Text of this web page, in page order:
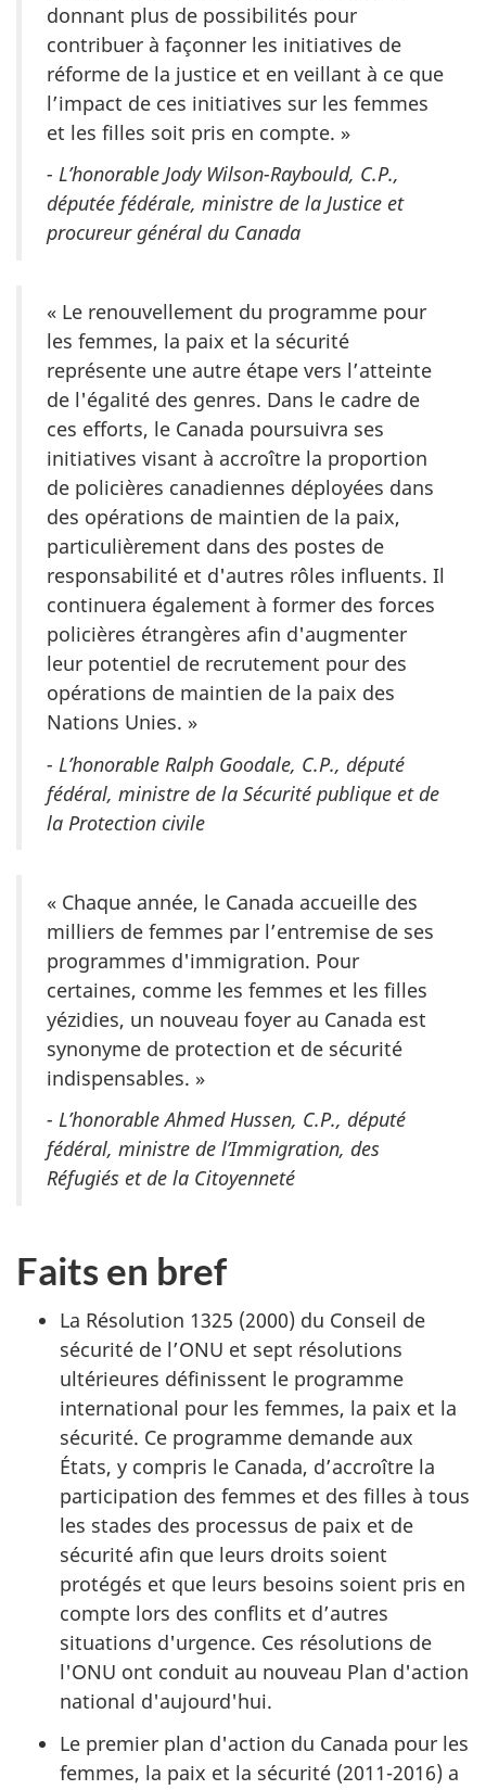
donnant plus de possibilités pour
contribuer à façonner les initiatives de
réforme de la justice et en veillant à ce que
l’impact de ces initiatives sur les femmes
et les filles soit pris en compte. »
- L’honorable Jody Wilson-Raybould, C.P.,
députée fédérale, ministre de la Justice et
procureur général du Canada
« Le renouvellement du programme pour
les femmes, la paix et la sécurité
représente une autre étape vers l’atteinte
de l'égalité des genres. Dans le cadre de
ces efforts, le Canada poursuivra ses
initiatives visant à accroître la proportion
de policières canadiennes déployées dans
des opérations de maintien de la paix,
particulièrement dans des postes de
responsabilité et d'autres rôles influents. Il
continuera également à former des forces
policières étrangères afin d'augmenter
leur potentiel de recrutement pour des
opérations de maintien de la paix des
Nations Unies. »
- L’honorable Ralph Goodale, C.P., député
fédéral, ministre de la Sécurité publique et de
la Protection civile
« Chaque année, le Canada accueille des
milliers de femmes par l’entremise de ses
programmes d'immigration. Pour
certaines, comme les femmes et les filles
yézidies, un nouveau foyer au Canada est
synonyme de protection et de sécurité
indispensables. »
- L’honorable Ahmed Hussen, C.P., député
fédéral, ministre de l’Immigration, des
Réfugiés et de la Citoyenneté
Faits en bref
La Résolution 1325 (2000) du Conseil de
sécurité de l’ONU et sept résolutions
ultérieures définissent le programme
international pour les femmes, la paix et la
sécurité. Ce programme demande aux
États, y compris le Canada, d’accroître la
participation des femmes et des filles à tous
les stades des processus de paix et de
sécurité afin que leurs droits soient
protégés et que leurs besoins soient pris en
compte lors des conflits et d’autres
situations d'urgence. Ces résolutions de
l'ONU ont conduit au nouveau Plan d'action
national d'aujourd'hui.
Le premier plan d'action du Canada pour les
femmes, la paix et la sécurité (2011-2016) a